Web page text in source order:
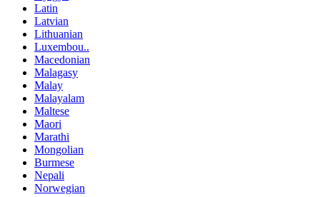
Latin
Latvian
Lithuanian
Luxembou..
Macedonian
Malagasy
Malay
Malayalam
Maltese
Maori
Marathi
Mongolian
Burmese
Nepali
Norwegian